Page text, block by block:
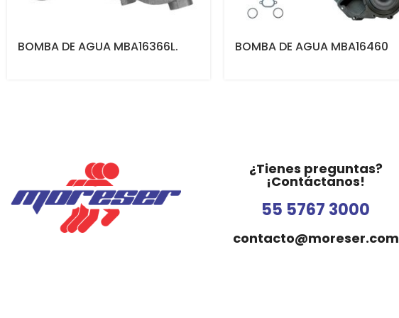
BOMBA DE AGUA MBA16366L. BOMBA DE AGUA MBA16460
¿Tienes preguntas?
¡Contáctanos!
55 5767 3000
contacto@moreser.com